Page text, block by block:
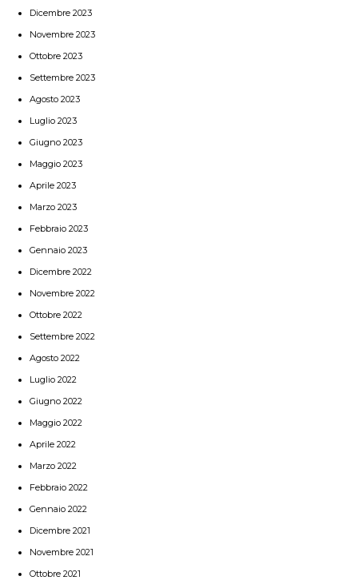
Dicembre 2023
Novembre 2023
Ottobre 2023
Settembre 2023
Agosto 2023
Luglio 2023
Giugno 2023
Maggio 2023
Aprile 2023
Marzo 2023
Febbraio 2023
Gennaio 2023
Dicembre 2022
Novembre 2022
Ottobre 2022
Settembre 2022
Agosto 2022
Luglio 2022
Giugno 2022
Maggio 2022
Aprile 2022
Marzo 2022
Febbraio 2022
Gennaio 2022
Dicembre 2021
Novembre 2021
Ottobre 2021